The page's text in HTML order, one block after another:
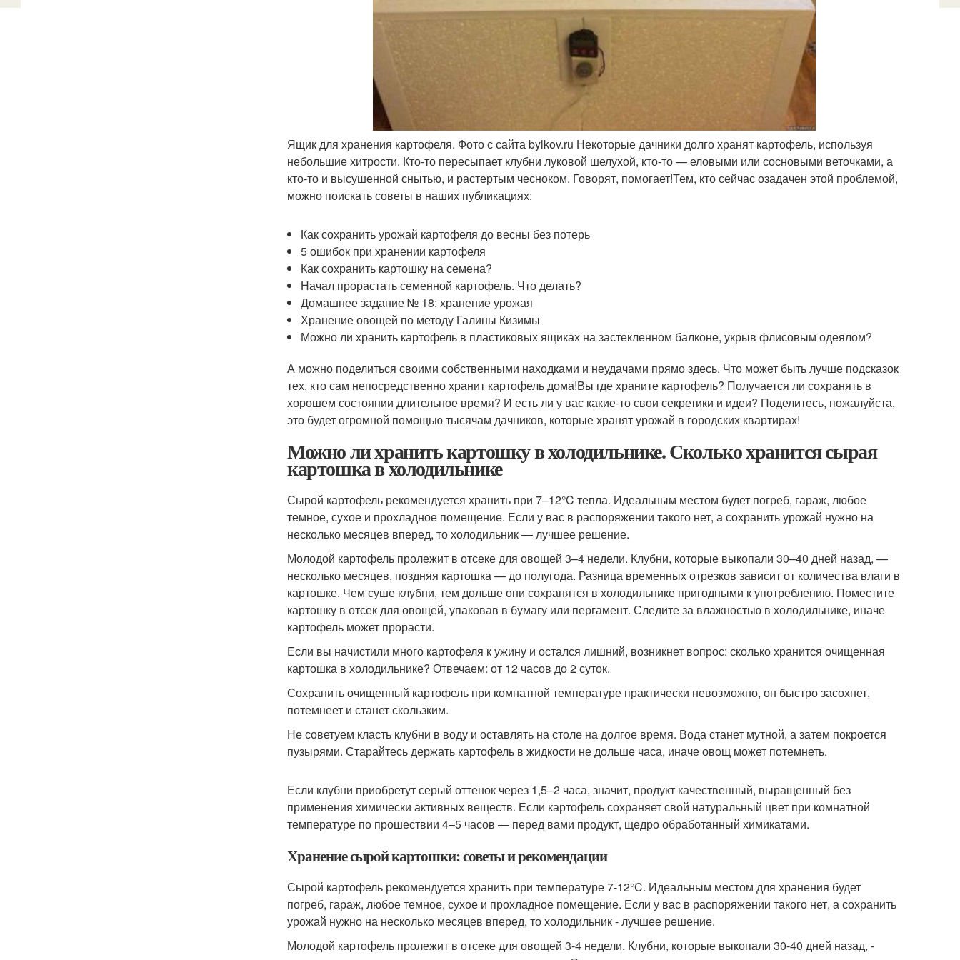
Ящик для хранения картофеля. Фото с сайта bylkov.ru Некоторые дачники долго хранят картофель, используя
небольшие хитрости. Кто-то пересыпает клубни луковой шелухой, кто-то — еловыми или сосновыми веточками, а
кто-то и высушенной снытью, и растертым чесноком. Говорят, помогает!Тем, кто сейчас озадачен этой проблемой,
можно поискать советы в наших публикациях:
Как сохранить урожай картофеля до весны без потерь
5 ошибок при хранении картофеля
Как сохранить картошку на семена?
Начал прорастать семенной картофель. Что делать?
Домашнее задание № 18: хранение урожая
Хранение овощей по методу Галины Кизимы
Можно ли хранить картофель в пластиковых ящиках на застекленном балконе, укрыв флисовым одеялом?
А можно поделиться своими собственными находками и неудачами прямо здесь. Что может быть лучше подсказок
тех, кто сам непосредственно хранит картофель дома!Вы где храните картофель? Получается ли сохранять в
хорошем состоянии длительное время? И есть ли у вас какие-то свои секретики и идеи? Поделитесь, пожалуйста,
это будет огромной помощью тысячам дачников, которые хранят урожай в городских квартирах!
Можно ли хранить картошку в холодильнике. Сколько хранится сырая
картошка в холодильнике
Сырой картофель рекомендуется хранить при 7–12°C тепла. Идеальным местом будет погреб, гараж, любое
темное, сухое и прохладное помещение. Если у вас в распоряжении такого нет, а сохранить урожай нужно на
несколько месяцев вперед, то холодильник — лучшее решение.
Молодой картофель пролежит в отсеке для овощей 3–4 недели. Клубни, которые выкопали 30–40 дней назад, —
несколько месяцев, поздняя картошка — до полугода. Разница временных отрезков зависит от количества влаги в
картошке. Чем суше клубни, тем дольше они сохранятся в холодильнике пригодными к употреблению. Поместите
картошку в отсек для овощей, упаковав в бумагу или пергамент. Следите за влажностью в холодильнике, иначе
картофель может прорасти.
Если вы начистили много картофеля к ужину и остался лишний, возникнет вопрос: сколько хранится очищенная
картошка в холодильнике? Отвечаем: от 12 часов до 2 суток.
Сохранить очищенный картофель при комнатной температуре практически невозможно, он быстро засохнет,
потемнеет и станет скользким.
Не советуем класть клубни в воду и оставлять на столе на долгое время. Вода станет мутной, а затем покроется
пузырями. Старайтесь держать картофель в жидкости не дольше часа, иначе овощ может потемнеть.
Если клубни приобретут серый оттенок через 1,5–2 часа, значит, продукт качественный, выращенный без
применения химически активных веществ. Если картофель сохраняет свой натуральный цвет при комнатной
температуре по прошествии 4–5 часов — перед вами продукт, щедро обработанный химикатами.
Хранение сырой картошки: советы и рекомендации
Сырой картофель рекомендуется хранить при температуре 7-12°C. Идеальным местом для хранения будет
погреб, гараж, любое темное, сухое и прохладное помещение. Если у вас в распоряжении такого нет, а сохранить
урожай нужно на несколько месяцев вперед, то холодильник - лучшее решение.
Молодой картофель пролежит в отсеке для овощей 3-4 недели. Клубни, которые выкопали 30-40 дней назад, -